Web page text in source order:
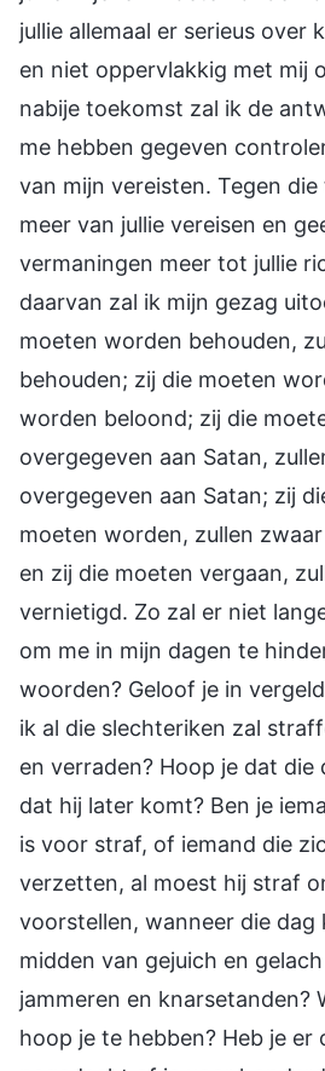
jullie allemaal er serieus over
en niet oppervlakkig met mij
nabije toekomst zal ik de
me hebben gegeven
van mijn vereisten. Tegen
meer van jullie vereisen en
vermaningen meer tot jullie
daarvan zal ik mijn gezag
moeten worden behouden,
behouden; zij die moeten
worden beloond; zij die
overgegeven aan Satan,
overgegeven aan Satan; zij
moeten worden, zullen
en zij die moeten vergaan,
vernietigd. Zo zal er niet
om me in mijn dagen te
woorden? Geloof je in
ik al die slechteriken zal
en verraden? Hoop je dat
dat hij later komt? Ben je
is voor straf, of iemand die
verzetten, al moest hij straf
voorstellen, wanneer die
midden van gejuich en
jammeren en knarsetanden?
hoop je te hebben? Heb je er